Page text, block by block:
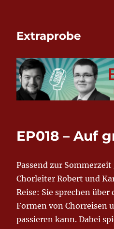
Extraprobe
EP018 – Auf
Passend zur
Chorleiter Robert und
Reise: Sie sprechen über
Formen von Chorreisen
passieren kann. Dabei